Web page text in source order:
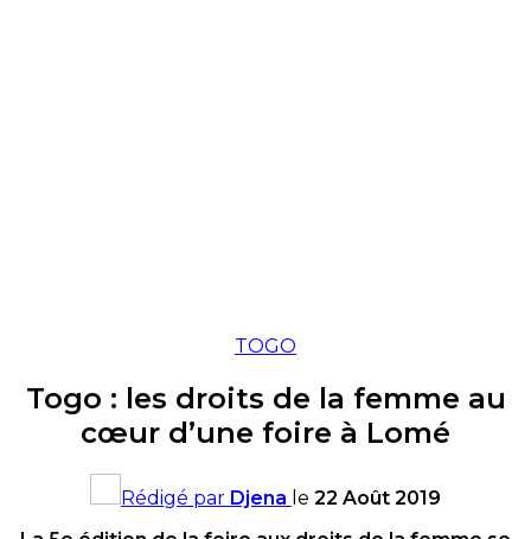
TOGO
Togo : les droits de la femme au
cœur d’une foire à Lomé
Rédigé par Djena le 22 Août 2019